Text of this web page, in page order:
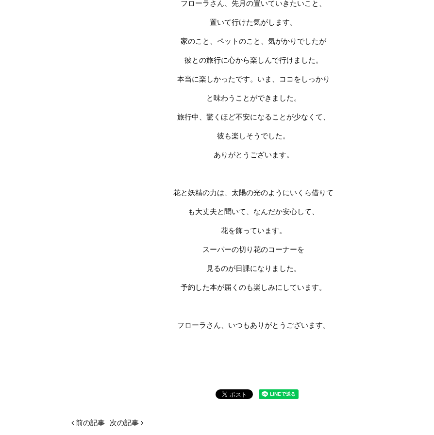
フローラさん、先月の置いていきたいこと、
置いて行けた気がします。
家のこと、ペットのこと、気がかりでしたが
彼との旅行に心から楽しんで行けました。
本当に楽しかったです。いま、ココをしっかり
と味わうことができました。
旅行中、驚くほど不安になることが少なくて、
彼も楽しそうでした。
ありがとうございます。
花と妖精の力は、太陽の光のようにいくら借りて
も大丈夫と聞いて、なんだか安心して、
花を飾っています。
スーパーの切り花のコーナーを
見るのが日課になりました。
予約した本が届くのも楽しみにしています。
フローラさん、いつもありがとうございます。
前の記事 次の記事